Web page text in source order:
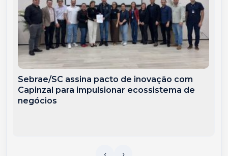
Sebrae/SC assina pacto de inovação com
Capinzal para impulsionar ecossistema de
negócios